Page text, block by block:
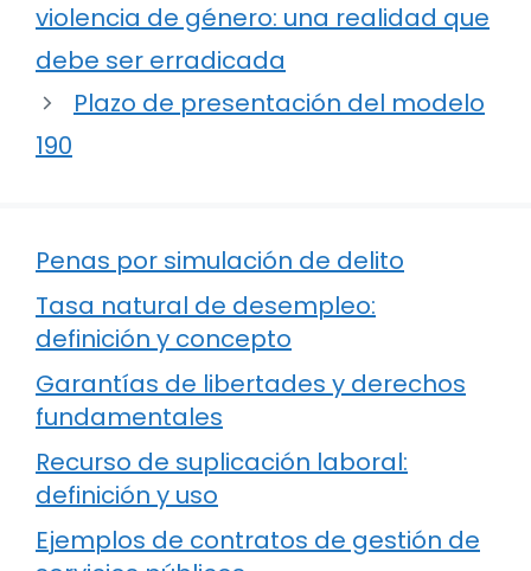
violencia de género: una realidad que
debe ser erradicada
Plazo de presentación del modelo
190
Penas por simulación de delito
Tasa natural de desempleo:
definición y concepto
Garantías de libertades y derechos
fundamentales
Recurso de suplicación laboral:
definición y uso
Ejemplos de contratos de gestión de